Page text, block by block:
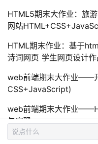
HTML5期末大作业：旅
网站
HTML期末作业：基于
诗词网页 学生网页设计
web前端期末大作业——
CSS+JavaScript)
web前端期末大作业
与实现